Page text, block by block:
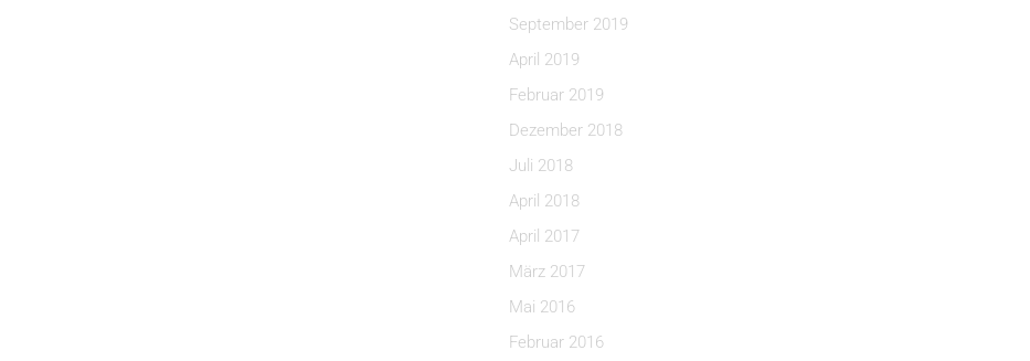
September 2019
April 2019
Februar 2019
Dezember 2018
Juli 2018
April 2018
April 2017
März 2017
Mai 2016
Februar 2016